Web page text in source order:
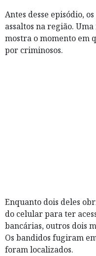
Antes desse episódio,
assaltos na região.
mostra o momento em
por criminosos.
Enquanto dois deles
do celular para ter
bancárias, outros dois
Os bandidos fugiram
foram localizados.